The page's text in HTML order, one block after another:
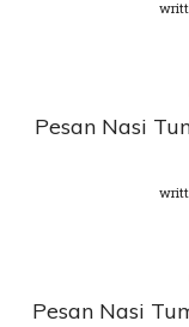
Pesan Nasi
Pesan Nasi